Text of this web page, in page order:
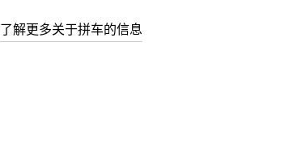
了解更多关于拼车的信息